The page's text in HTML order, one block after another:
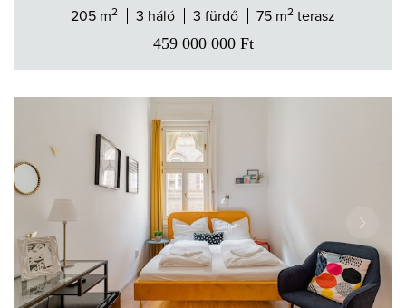
205 m2 3 háló 3 fürdő 75 m2 terasz
459 000 000 Ft